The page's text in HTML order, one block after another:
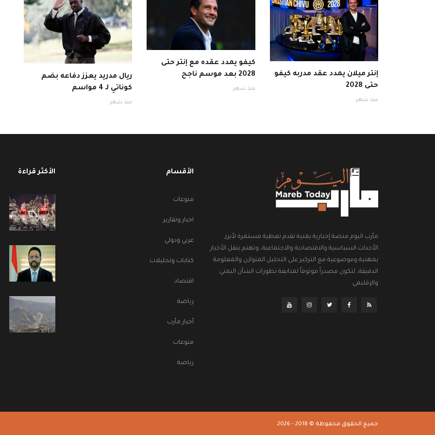
إنتر ميلان يمدد عقد مدربه كيفو
حتى 2028
منذ شهر
كيفو يمدد عقده مع إنتر حتى
2028 بعد موسم ناجح
منذ شهر
ريال مدريد يعزز دفاعه بضم
كوناتي لـ 4 مواسم
منذ شهر
مأرب اليوم منصة إخبارية يمنية تقدم تغطية مستمرة لأبرز
الأحداث السياسية والاقتصادية والاجتماعية، وتهتم بنقل الأخبار
بمهنية وموضوعية مع التركيز على التحليل المتوازن والمعلومة
الدقيقة، لتكون مصدراً موثوقاً لمتابعة تطورات الشأن اليمني
والإقليمي.
الأقسام
منوعات
اخبار وتقارير
عربي ودولي
كتابات وتحليلات
اقتصاد
رياضة
أخبار مأرب
منوعات
رياضة
الأكثر قراءة
جميع الحقوق محفوظة © 2018 - 2026